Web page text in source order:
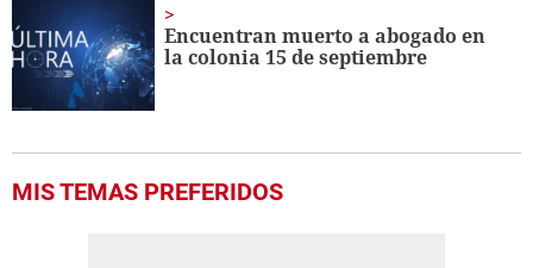
Encuentran muerto a abogado en
la colonia 15 de septiembre
MIS TEMAS PREFERIDOS